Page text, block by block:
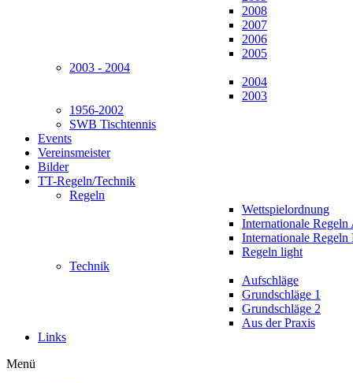
2008
2007
2006
2005
2003 - 2004
2004
2003
1956-2002
SWB Tischtennis
Events
Vereinsmeister
Bilder
TT-Regeln/Technik
Regeln
Wettspielordnung
Internationale Regeln
Internationale Regeln
Regeln light
Technik
Aufschläge
Grundschläge 1
Grundschläge 2
Aus der Praxis
Links
Menü